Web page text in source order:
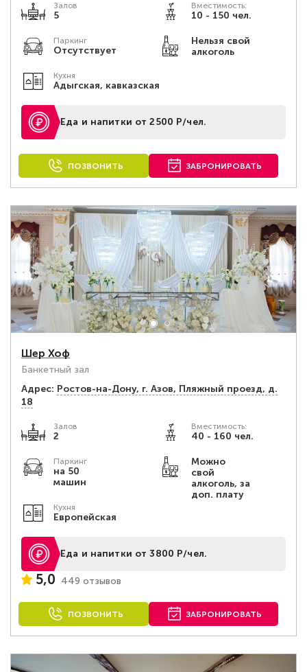
Залов
5
Вместимость:
10 - 150 чел.
Паркинг
Отсутствует
Нельзя свой
алкоголь
Кухня
Адыгская, кавказская
Еда и напитки от 2500 Р/чел.
ПОЗВОНИТЬ ЗАБРОНИРОВАТЬ
Шер Хоф
Банкетный зал
Адрес: Ростов-на-Дону, г. Азов, Пляжный проезд, д.
18
Залов
2
Вместимость:
40 - 160 чел.
Паркинг
на 50
машин
Можно
свой
алкоголь, за
доп. плату
Кухня
Европейская
Еда и напитки от 3800 Р/чел.
5,0 449 отзывов
ПОЗВОНИТЬ ЗАБРОНИРОВАТЬ